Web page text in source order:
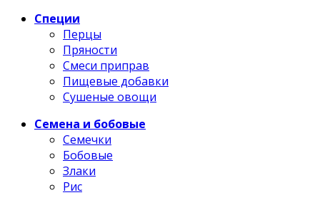
Специи
Перцы
Пряности
Смеси приправ
Пищевые добавки
Сушеные овощи
Семена и бобовые
Семечки
Бобовые
Злаки
Рис